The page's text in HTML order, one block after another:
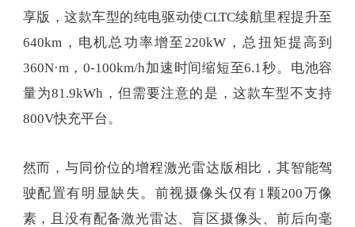
享版，这款车型的纯电驱动使CLTC续航里程提升至
640km，电机总功率增至220kW，总扭矩提高到
360N·m，0-100km/h加速时间缩短至6.1秒。电池容
量为81.9kWh，但需要注意的是，这款车型不支持
800V快充平台。
然而，与同价位的增程激光雷达版相比，其智能驾
驶配置有明显缺失。前视摄像头仅有1颗200万像
素，且没有配备激光雷达、盲区摄像头、前后向毫